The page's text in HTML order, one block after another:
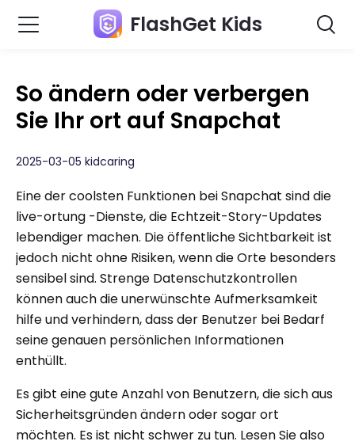
FlashGet Kids
So ändern oder verbergen
Sie Ihr ort auf Snapchat
2025-03-05 kidcaring
Eine der coolsten Funktionen bei Snapchat sind die
live-ortung -Dienste, die Echtzeit-Story-Updates
lebendiger machen. Die öffentliche Sichtbarkeit ist
jedoch nicht ohne Risiken, wenn die Orte besonders
sensibel sind. Strenge Datenschutzkontrollen
können auch die unerwünschte Aufmerksamkeit
hilfe und verhindern, dass der Benutzer bei Bedarf
seine genauen persönlichen Informationen
enthüllt.
Es gibt eine gute Anzahl von Benutzern, die sich aus
Sicherheitsgründen ändern oder sogar ort
möchten. Es ist nicht schwer zu tun. Lesen Sie also